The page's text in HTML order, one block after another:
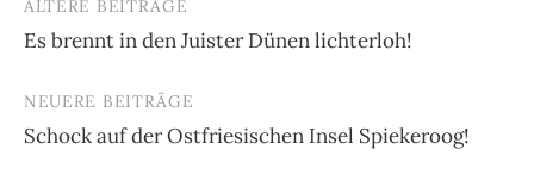
Beitragsnavigation
ÄLTERE BEITRÄGE
Es brennt in den Juister Dünen lichterloh!
NEUERE BEITRÄGE
Schock auf der Ostfriesischen Insel Spiekeroog!